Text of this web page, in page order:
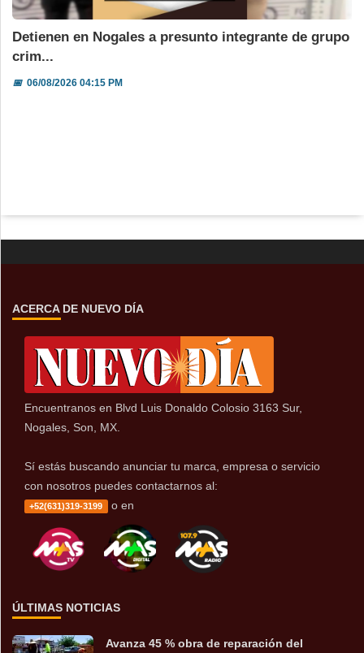
Detienen en Nogales a presunto integrante de grupo
crim...
📅06/08/2026 04:15 PM
ACERCA DE NUEVO DÍA
Encuentranos en Blvd Luis Donaldo Colosio 3163 Sur,
Nogales, Son, MX.
Sí estás buscando anunciar tu marca, empresa o servicio
con nosotros puedes contactarnos al:
+52(631)319-3199 o en
ÚLTIMAS NOTICIAS
Avanza 45 % obra de reparación del